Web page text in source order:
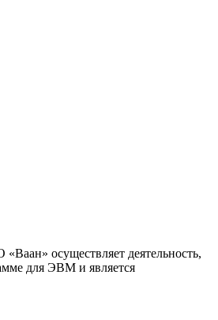
осуществляет деятельность,
для ЭВМ и является